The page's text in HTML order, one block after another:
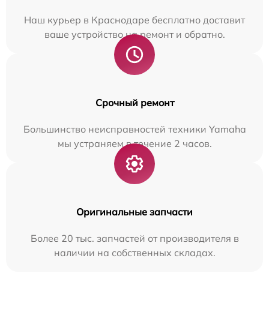
Наш курьер в Краснодаре бесплатно доставит
ваше устройство на ремонт и обратно.
Срочный ремонт
Большинство неисправностей техники Yamaha
мы устраняем в течение 2 часов.
Оригинальные запчасти
Более 20 тыс. запчастей от производителя в
наличии на собственных складах.